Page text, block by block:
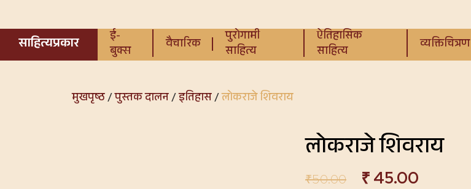
साहित्यप्रकार
ई-
बुक्स
वैचारिक
पुरोगामी
साहित्य
ऐतिहासिक
साहित्य
व्यक्तिचित्रण
मुखपृष्ठ/पुस्तक दालन/इतिहास/लोकराजे शिवराय
लोकराजे शिवराय
₹50.00 ₹ 45.00